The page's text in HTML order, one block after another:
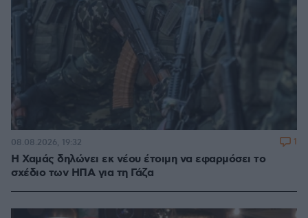
Η Χαμάς δηλώνει εκ νέου έτοιμη να εφαρμόσει το
σχέδιο των ΗΠΑ για τη Γάζα
08.08.2026, 19:32 1